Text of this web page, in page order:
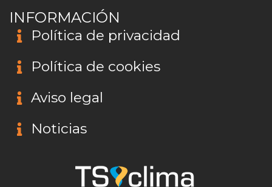
INFORMACIÓN
Política de privacidad
Política de cookies
Aviso legal
Noticias